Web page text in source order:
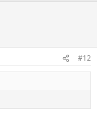
#12